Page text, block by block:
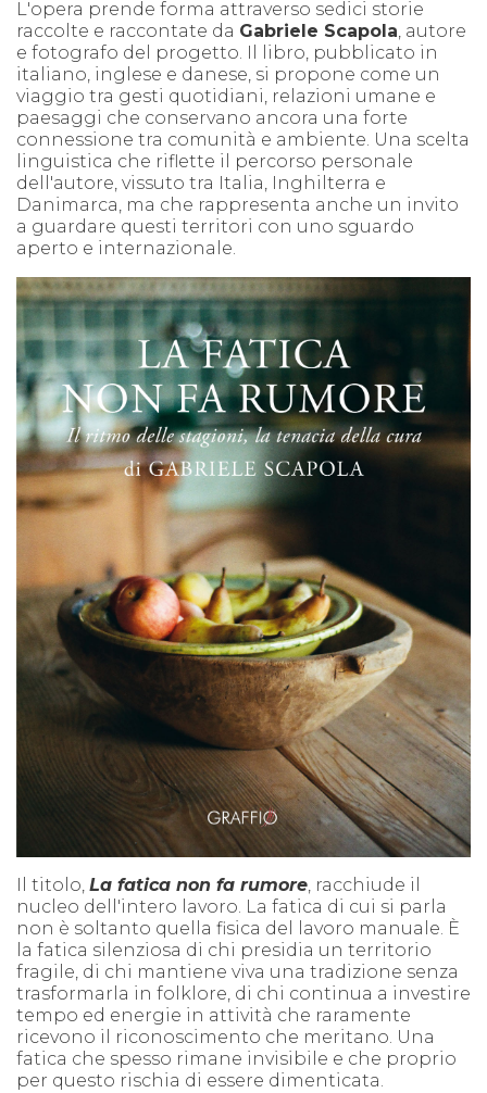
L'opera prende forma attraverso sedici storie
raccolte e raccontate da Gabriele Scapola , autore
e fotografo del progetto. Il libro, pubblicato in
italiano, inglese e danese, si propone come un
viaggio tra gesti quotidiani, relazioni umane e
paesaggi che conservano ancora una forte
connessione tra comunità e ambiente. Una scelta
linguistica che riflette il percorso personale
dell'autore, vissuto tra Italia, Inghilterra e
Danimarca, ma che rappresenta anche un invito
a guardare questi territori con uno sguardo
aperto e internazionale.
Il titolo, La fatica non fa rumore, racchiude il
nucleo dell'intero lavoro. La fatica di cui si parla
non è soltanto quella fisica del lavoro manuale. È
la fatica silenziosa di chi presidia un territorio
fragile, di chi mantiene viva una tradizione senza
trasformarla in folklore, di chi continua a investire
tempo ed energie in attività che raramente
ricevono il riconoscimento che meritano. Una
fatica che spesso rimane invisibile e che proprio
per questo rischia di essere dimenticata.